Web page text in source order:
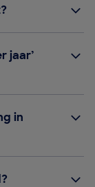
jaar’
in